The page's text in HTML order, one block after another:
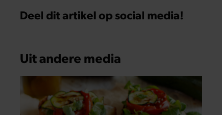
Deel dit artikel op social media!
Uit andere media